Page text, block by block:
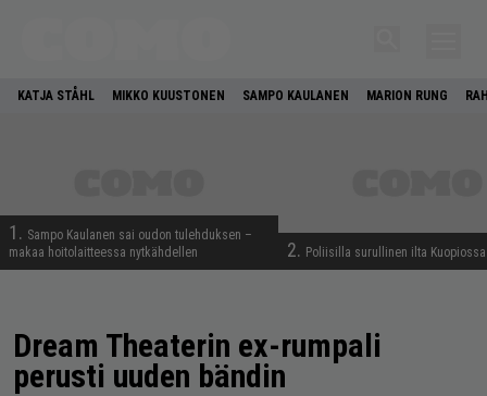
KATJA STÅHL MIKKO KUUSTONEN SAMPO KAULANEN MARION RUNG
1. Sampo Kaulanen sai oudon tulehduksen –
makaa hoitolaitteessa nytkähdellen
2. Poliisilla surullinen ilta
Dream Theaterin ex-rumpali
perusti uuden bändin